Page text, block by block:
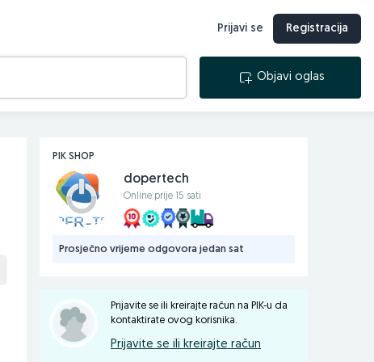
Prijavi se Registracija
Objavi oglas
PIK SHOP
dopertech
Online prije 15 sati
Prosječno vrijeme odgovora jedan sat
Prijavite se ili kreirajte račun na PIK-u da
kontaktirate ovog korisnika.
Prijavite se ili kreirajte račun